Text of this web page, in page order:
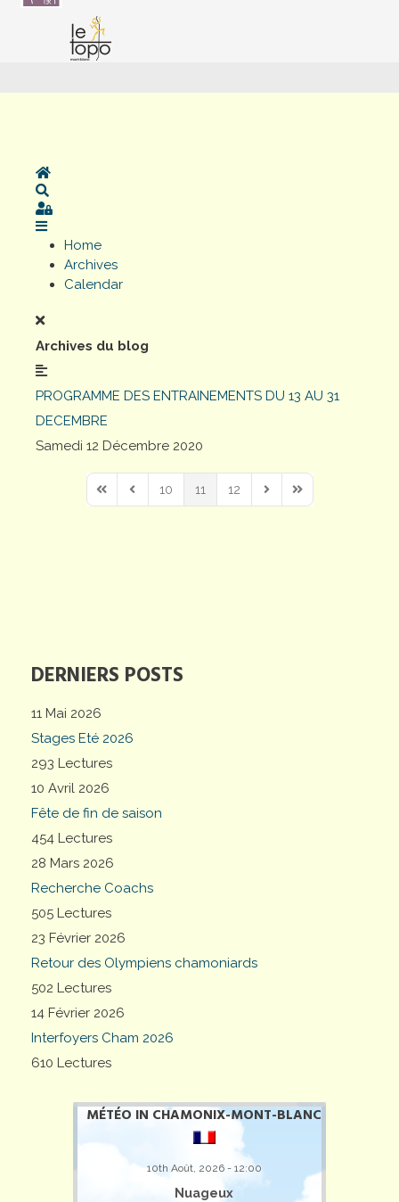
DERNIERS POSTS
11 Mai 2026
Stages Eté 2026
293 Lectures
10 Avril 2026
Fête de fin de saison
454 Lectures
28 Mars 2026
Recherche Coachs
505 Lectures
23 Février 2026
Retour des Olympiens chamoniards
502 Lectures
14 Février 2026
Interfoyers Cham 2026
610 Lectures
MÉTÉO IN CHAMONIX-MONT-BLANC
10th Août, 2026 - 12:00
Nuageux
Home
Sign In
Home
Archives
Calendar
Archives du blog
PROGRAMME DES ENTRAINEMENTS DU 13 AU 31
DECEMBRE
Samedi 12 Décembre 2020
First PagePrevious Page
10 11 12
Next PageLast Page